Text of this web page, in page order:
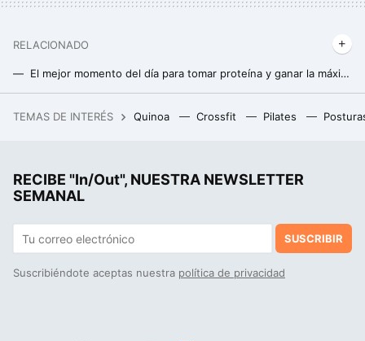
RELACIONADO
El mejor momento del día para tomar proteína y ganar la máxima masa muscular (y no es después de entrenar)
TEMAS DE INTERÉS Quinoa Crossfit Pilates
RECIBE "In/Out", NUESTRA NEWSLETTER
SEMANAL
SUSCRIBIR
Suscribiéndote aceptas nuestra política de privacidad